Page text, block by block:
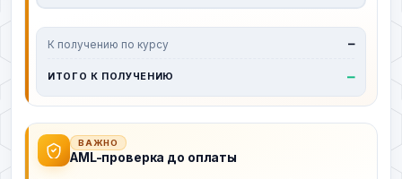
К получению по курсу —
ИТОГО К ПОЛУЧЕНИЮ —
ВАЖНО
AML-проверка до оплаты